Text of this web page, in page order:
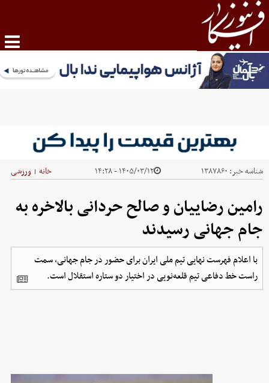
شناسه خبر: ۱۳۸۷۸۶۰ ۱۴۰۵/۰۳/۱۲ - ۱۴:۲۸ خانه | ورزشی
رامین رضاییان و صالح حردانی بالاخره به
جام جهانی رسیدند
با اعلام فهرست نهایی تیم ملی ایران برای حضور در جام جهانی، سمت
راست خط دفاعی تیم قلعه‌نویی در اختیار دو ستاره استقلال است.